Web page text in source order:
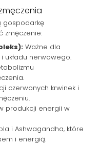
gospodarkę
zmęczenie:
Ważne dla
układu nerwowego.
czerwonych krwinek i
produkcji energii w
i Ashwagandha, które
i energią.